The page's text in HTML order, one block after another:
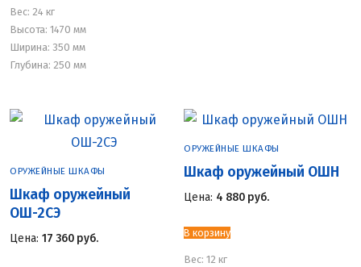
Вес: 24 кг
Высота: 1470 мм
Ширина: 350 мм
Глубина: 250 мм
ОРУЖЕЙНЫЕ ШКАФЫ
Шкаф оружейный
ОШ-2СЭ
Цена: 17 360 руб.
ОРУЖЕЙНЫЕ ШКАФЫ
Шкаф оружейный ОШН
Цена: 4 880 руб.
В корзину
Вес: 12 кг